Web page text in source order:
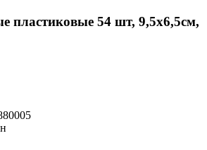
пластиковые 54 шт, 9,5х6,5см,